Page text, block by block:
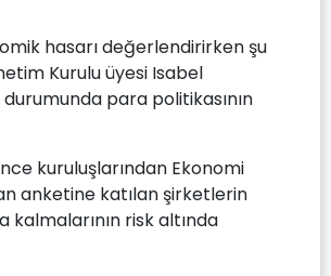
hasarı değerlendirirken şu
Kurulu üyesi Isabel
para politikasının
kuruluşlarından Ekonomi
anketine katılan şirketlerin
risk altında